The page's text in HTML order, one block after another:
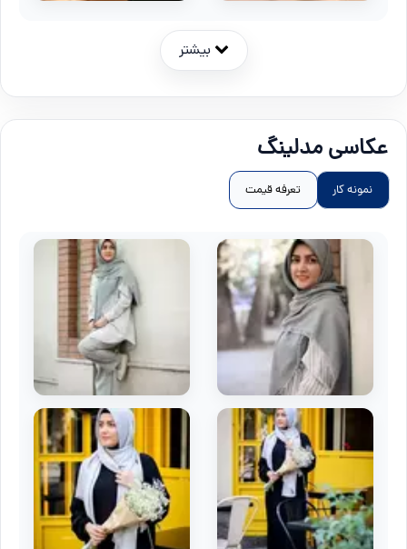
بیشتر
عکاسی مدلینگ
نمونه کار تعرفه قیمت